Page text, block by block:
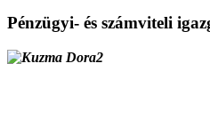
Pénzügyi- és számviteli